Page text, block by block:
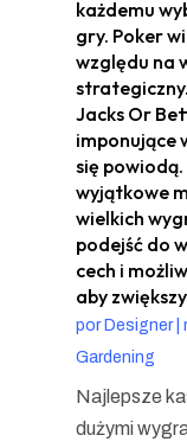
każdemu
gry. Poker
względu na
Jacks Or
imponujące
się
wyjątkowe
wielkich
podejść do
cech i
aby
porDesigner|
Gardening
Najlepsze
dużymi